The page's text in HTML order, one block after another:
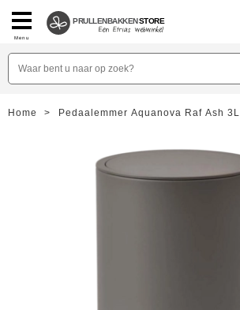
Menu
PRULLENBAKKENSTORE
Home > Pedaalemmer Aquanova Raf Ash 3L